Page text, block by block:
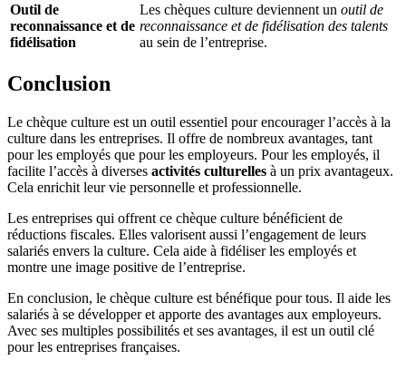
Outil de
reconnaissance et de
fidélisation
Les chèques culture deviennent un outil de
reconnaissance et de fidélisation des talents
au sein de l’entreprise.
Conclusion
Le chèque culture est un outil essentiel pour encourager l’accès à la
culture dans les entreprises. Il offre de nombreux avantages, tant
pour les employés que pour les employeurs. Pour les employés, il
facilite l’accès à diverses activités culturelles à un prix avantageux.
Cela enrichit leur vie personnelle et professionnelle.
Les entreprises qui offrent ce chèque culture bénéficient de
réductions fiscales. Elles valorisent aussi l’engagement de leurs
salariés envers la culture. Cela aide à fidéliser les employés et
montre une image positive de l’entreprise.
En conclusion, le chèque culture est bénéfique pour tous. Il aide les
salariés à se développer et apporte des avantages aux employeurs.
Avec ses multiples possibilités et ses avantages, il est un outil clé
pour les entreprises françaises.